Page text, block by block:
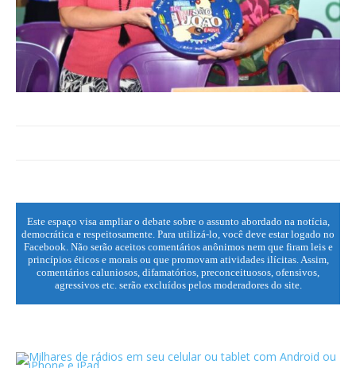
Este espaço visa ampliar o debate sobre o assunto abordado na notícia,
democrática e respeitosamente. Para utilizá-lo, você deve estar logado no
Facebook. Não serão aceitos comentários anônimos nem que firam leis e
princípios éticos e morais ou que promovam atividades ilícitas. Assim,
comentários caluniosos, difamatórios, preconceituosos, ofensivos,
agressivos etc. serão excluídos pelos moderadores do site.